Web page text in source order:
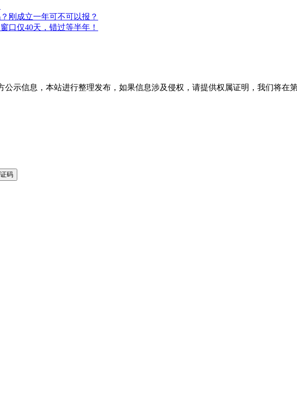
刚成立一年可不可以报？
口仅40天，错过等半年！
示信息，本站进行整理发布，如果信息涉及侵权，请提供权属证明，我们将在第
码